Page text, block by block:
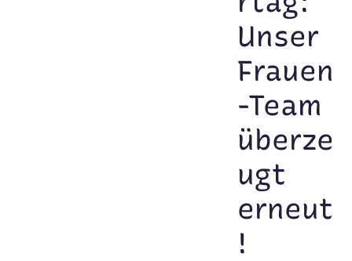
Unser
Frauen
-Team
überze
ugt
erneut
!